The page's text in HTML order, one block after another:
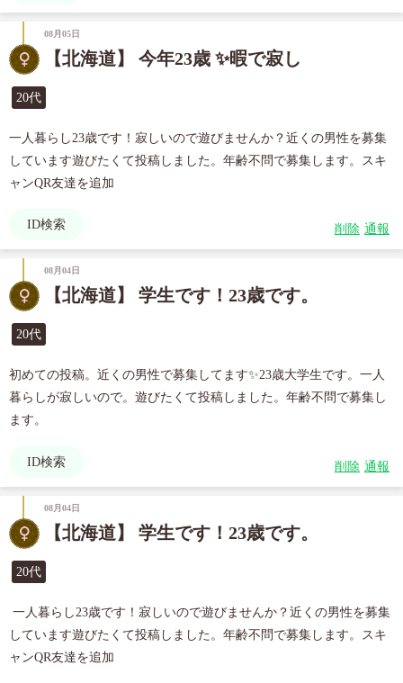
08月05日
【北海道】 今年23歳 ✨暇で寂し
20代
一人暮らし23歳です！寂しいので遊びませんか？近くの男性を募集
しています遊びたくて投稿しました。年齢不問で募集します。スキ
ャンQR友達を追加
ID検索 削除 通報
08月04日
【北海道】 学生です！23歳です。
20代
初めての投稿。近くの男性で募集してます✨23歳大学生です。一人
暮らしが寂しいので。遊びたくて投稿しました。年齢不問で募集し
ます。
ID検索 削除 通報
08月04日
【北海道】 学生です！23歳です。
20代
しています遊びたくて投稿しました。年齢不問で募集します。スキ
ャンQR友達を追加